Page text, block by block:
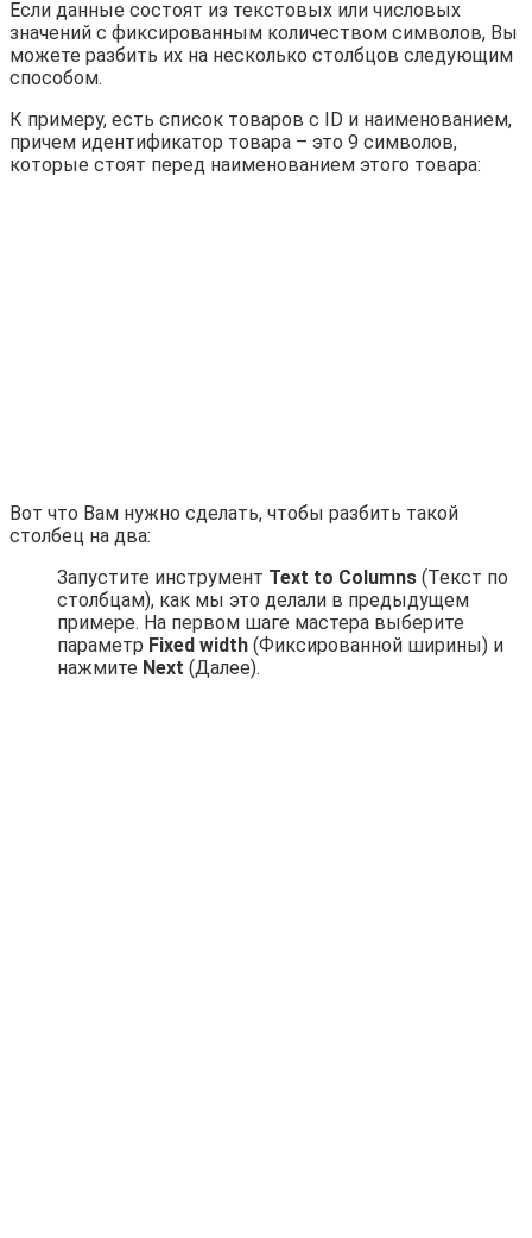
Если данные состоят из текстовых или числовых
значений с фиксированным количеством символов, Вы
можете разбить их на несколько столбцов следующим
способом.
К примеру, есть список товаров с ID и наименованием,
причем идентификатор товара – это 9 символов,
которые стоят перед наименованием этого товара:
Вот что Вам нужно сделать, чтобы разбить такой
столбец на два:
Запустите инструмент Text to Columns (Текст по
столбцам), как мы это делали в предыдущем
примере. На первом шаге мастера выберите
параметр Fixed width (Фиксированной ширины) и
нажмите Next (Далее).